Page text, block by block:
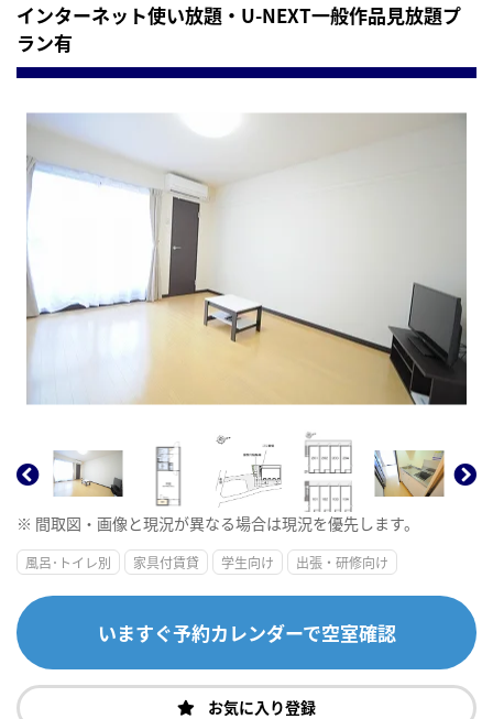
インターネット使い放題・U-NEXT一般作品見放題プ
ラン有
※ 間取図・画像と現況が異なる場合は現況を優先します。
風呂･トイレ別 家具付賃貸 学生向け 出張・研修向け
いますぐ予約カレンダーで空室確認
お気に入り登録